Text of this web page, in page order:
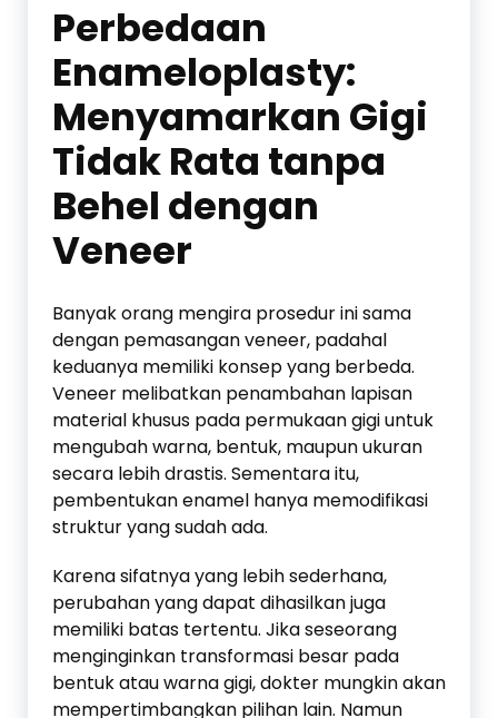
Perbedaan
Enameloplasty:
Menyamarkan Gigi
Tidak Rata tanpa
Behel dengan
Veneer
Banyak orang mengira prosedur ini sama
dengan pemasangan veneer, padahal
keduanya memiliki konsep yang berbeda.
Veneer melibatkan penambahan lapisan
material khusus pada permukaan gigi untuk
mengubah warna, bentuk, maupun ukuran
secara lebih drastis. Sementara itu,
pembentukan enamel hanya memodifikasi
struktur yang sudah ada.
Karena sifatnya yang lebih sederhana,
perubahan yang dapat dihasilkan juga
memiliki batas tertentu. Jika seseorang
menginginkan transformasi besar pada
bentuk atau warna gigi, dokter mungkin akan
mempertimbangkan pilihan lain. Namun